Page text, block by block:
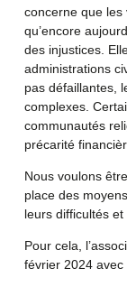
concerne que les
qu’encore
des injustices.
administrations
pas défaillantes,
complexes.
communautés
précarité
Nous voulons
place des
leurs difficultés
Pour cela,
février 2024